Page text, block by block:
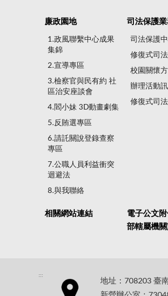
廉政園地
1.政風聯繫中心成果
集錦
2.宣導專區
3.檢察官與民有約 社
區治安座談會
4.閻小妹 3D動畫劇集
5.反賄選專區
6.請託關說登錄查察
專區
7.公職人員利益衝突
迴避法
8.與我聯絡
司法保護
司法保護
修復式司法
校園關懷
辦理活動
修復式司
相關網站連結
電子公文
部轄屬機
:::
地址：708203 臺